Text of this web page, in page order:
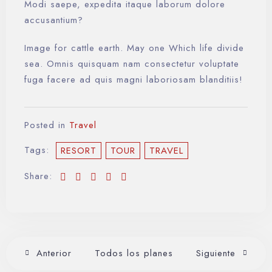
Modi saepe, expedita itaque laborum dolore
accusantium?
Image for cattle earth. May one Which life divide
sea. Omnis quisquam nam consectetur voluptate
fuga facere ad quis magni laboriosam blanditiis!
Posted in Travel
Tags:
RESORT TOUR
TRAVEL
Share:
Anterior Todos los planes Siguiente
Día de llegada
Día de salida